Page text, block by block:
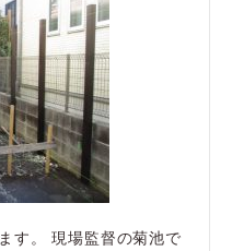
す。 現場監督の菊池で